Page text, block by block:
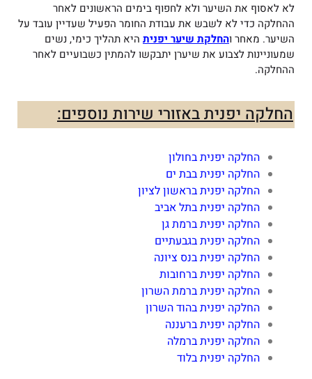
לא לאסוף את השיער ולא לחפוף בימים הראשונים לאחר
ההחלקה כדי לא לשבש את עבודת החומר הפעיל שעדיין עובד על
השיער. מאחר והחלקת שיער יפנית היא תהליך כימי, נשים
שמעוניינות לצבוע את שיערן יתבקשו להמתין כשבועיים לאחר
ההחלקה.
החלקה יפנית באזורי שירות נוספים:
החלקה יפנית בחולון
החלקה יפנית בבת ים
החלקה יפנית בראשון לציון
החלקה יפנית בתל אביב
החלקה יפנית ברמת גן
החלקה יפנית בגבעתיים
החלקה יפנית בנס ציונה
החלקה יפנית ברחובות
החלקה יפנית ברמת השרון
החלקה יפנית בהוד השרון
החלקה יפנית ברעננה
החלקה יפנית ברמלה
החלקה יפנית בלוד